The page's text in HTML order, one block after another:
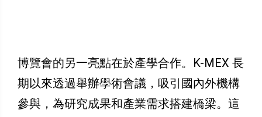
博覽會的另一亮點在於產學合作。K-MEX 長
期以來透過舉辦學術會議，吸引國內外機構
參與，為研究成果和產業需求搭建橋梁。這